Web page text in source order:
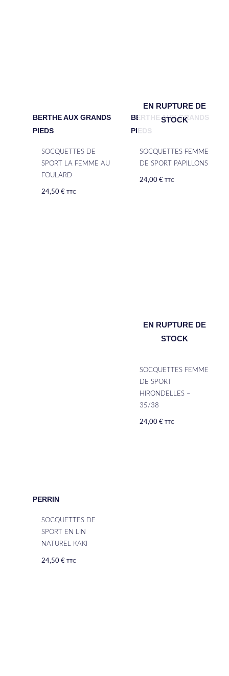
BERTHE AUX GRANDS
PIEDS
SOCQUETTES DE
SPORT LA FEMME AU
FOULARD
24,50€ TTC
EN RUPTURE DE
STOCK
BERTHE AUX GRANDS
PIEDS
SOCQUETTES FEMME
DE SPORT PAPILLONS
24,00€ TTC
PERRIN
SOCQUETTES DE
SPORT EN LIN
NATUREL KAKI
24,50€ TTC
EN RUPTURE DE
STOCK
SOCQUETTES FEMME
DE SPORT
HIRONDELLES –
35/38
24,00€ TTC